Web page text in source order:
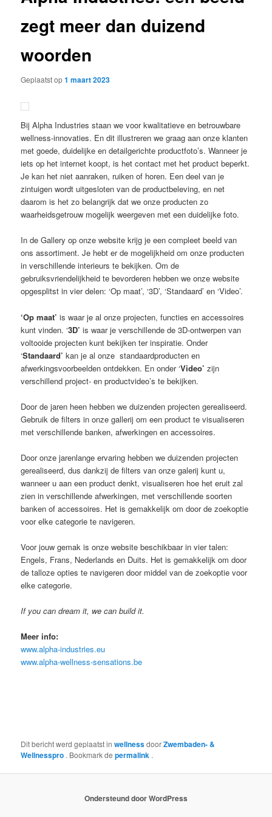
zegt meer dan duizend
woorden
Geplaatst op1 maart 2023
Bij Alpha Industries staan we voor kwalitatieve en betrouwbare
wellness-innovaties. En dit illustreren we graag aan onze klanten
met goede, duidelijke en detailgerichte productfoto’s. Wanneer je
iets op het internet koopt, is het contact met het product beperkt.
Je kan het niet aanraken, ruiken of horen. Een deel van je
zintuigen wordt uitgesloten van de productbeleving, en net
daarom is het zo belangrijk dat we onze producten zo
waarheidsgetrouw mogelijk weergeven met een duidelijke foto.
In de Gallery op onze website krijg je een compleet beeld van
ons assortiment. Je hebt er de mogelijkheid om onze producten
in verschillende interieurs te bekijken. Om de
gebruiksvriendelijkheid te bevorderen hebben we onze website
opgesplitst in vier delen: ‘Op maat’, ‘3D’, ‘Standaard’ en ‘Video’.
‘Op maat’ is waar je al onze projecten, functies en accessoires
kunt vinden. ‘3D’ is waar je verschillende de 3D-ontwerpen van
voltooide projecten kunt bekijken ter inspiratie. Onder
‘Standaard’ kan je al onze standaardproducten en
afwerkingsvoorbeelden ontdekken. En onder ‘Video’ zijn
verschillend project- en productvideo’s te bekijken.
Door de jaren heen hebben we duizenden projecten gerealiseerd.
Gebruik de filters in onze gallerij om een product te visualiseren
met verschillende banken, afwerkingen en accessoires.
Door onze jarenlange ervaring hebben we duizenden projecten
gerealiseerd, dus dankzij de filters van onze galerij kunt u,
wanneer u aan een product denkt, visualiseren hoe het eruit zal
zien in verschillende afwerkingen, met verschillende soorten
banken of accessoires. Het is gemakkelijk om door de zoekoptie
voor elke categorie te navigeren.
Voor jouw gemak is onze website beschikbaar in vier talen:
Engels, Frans, Nederlands en Duits. Het is gemakkelijk om door
de talloze opties te navigeren door middel van de zoekoptie voor
elke categorie.
If you can dream it, we can build it.
Meer info:
www.alpha-industries.eu
www.alpha-wellness-sensations.be
Dit bericht werd geplaatst inwellnessdoorZwembaden- &
Wellnesspro . Bookmark depermalink .
Ondersteund door WordPress